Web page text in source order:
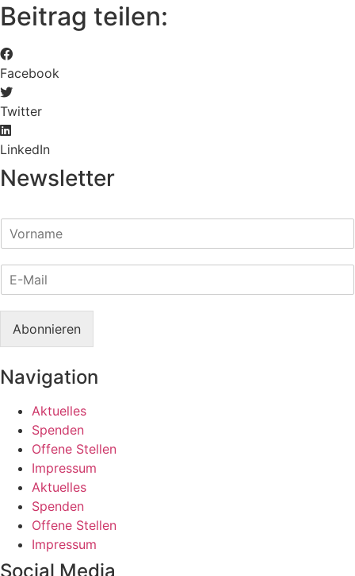
Beitrag teilen:
Facebook
Twitter
LinkedIn
Newsletter
l
*
S
c
n
Abonnieren
Navigation
Aktuelles
Spenden
Offene Stellen
Impressum
Aktuelles
Spenden
Offene Stellen
Impressum
Social Media